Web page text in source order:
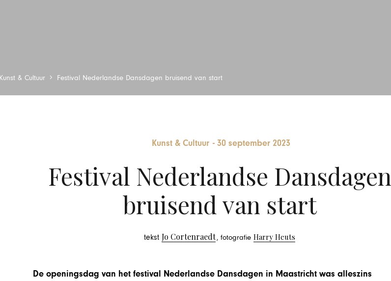
& Cultuur Festival Nederlandse Dansdagen bruisend van start
Kunst & Cultuur - 30 september 2023
Festival Nederlandse Dansdagen
bruisend van start
tekstJo Cortenraedt, fotografieHarry Heuts
De openingsdag van het festival Nederlandse Dansdagen in Maastricht was alleszins